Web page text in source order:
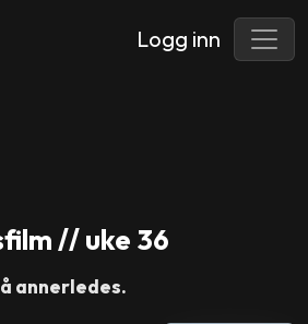
Logg inn
// uke 36
annerledes.